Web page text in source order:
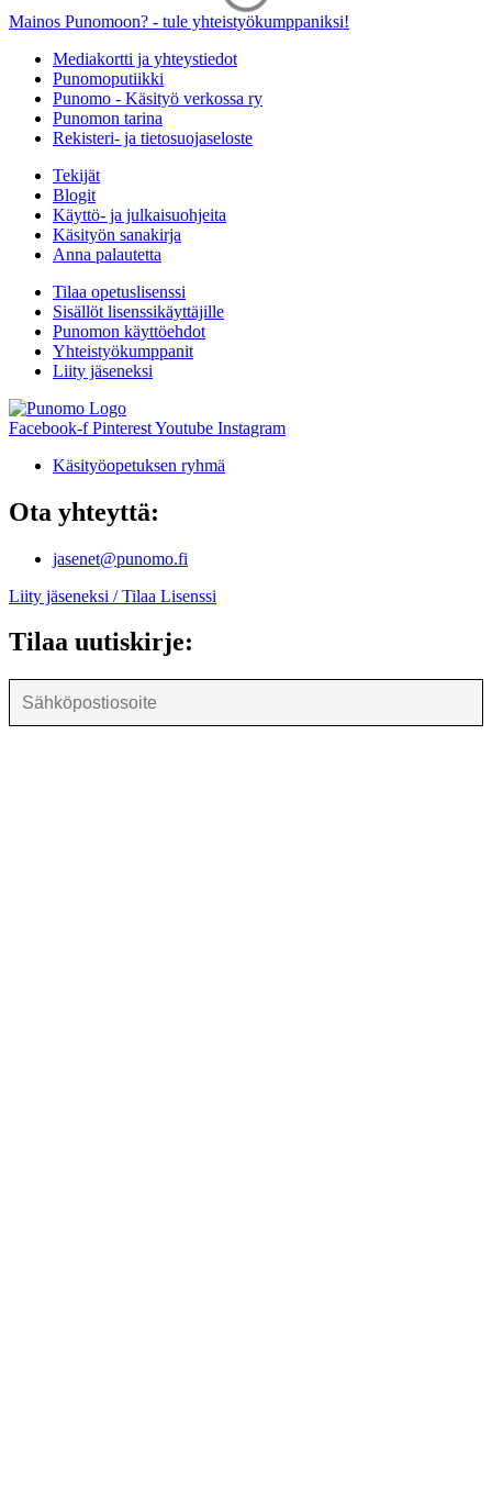
Mainos Punomoon? - tule yhteistyökumppaniksi!
Mediakortti ja yhteystiedot
Punomoputiikki
Punomo - Käsityö verkossa ry
Punomon tarina
Rekisteri- ja tietosuojaseloste
Tekijät
Blogit
Käyttö- ja julkaisuohjeita
Käsityön sanakirja
Anna palautetta
Tilaa opetuslisenssi
Sisällöt lisenssikäyttäjille
Punomon käyttöehdot
Yhteistyökumppanit
Liity jäseneksi
Facebook-f PinterestYoutube Instagram
Käsityöopetuksen ryhmä
Ota yhteyttä:
jasenet@punomo.fi
Liity jäseneksi / Tilaa Lisenssi
Tilaa uutiskirje: